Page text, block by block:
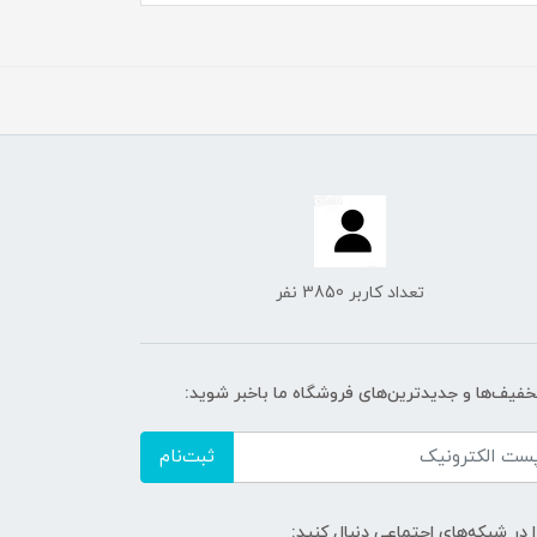
تعداد کاربر 3850 نفر
و جدیدترین‌های فروشگاه ما باخبر شوید:
ثبت‌نام